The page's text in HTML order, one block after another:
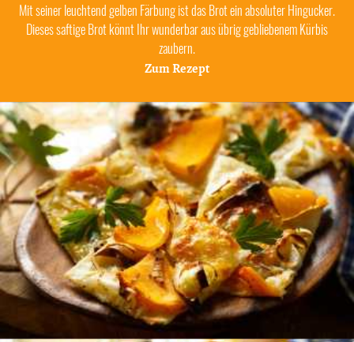
Mit seiner leuchtend gelben Färbung ist das Brot ein absoluter Hingucker.
Dieses saftige Brot könnt Ihr wunderbar aus übrig gebliebenem Kürbis
zaubern.
Zum Rezept